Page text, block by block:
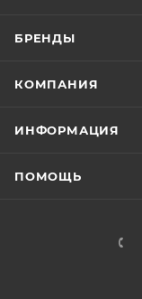
БРЕНДЫ
КОМПАНИЯ
ИНФОРМАЦИЯ
ПОМОЩЬ